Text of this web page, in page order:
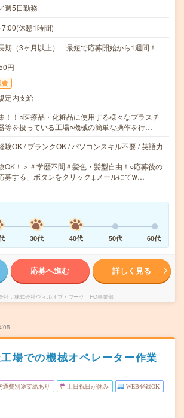
週5日勤務
休憩1時間)
期（3ヶ月以上） 最短で応募開始から1週間！
円
費
定内支給
！！○医療品・化粧品に使用する様々なプラスチ
等を扱っている工場○機械の簡単な操作を行…
験OK / ブランクOK / パソコンスキル不要 / 英語力
OK！＞＃学歴不問＃髪色・髪型自由！○応募後の
募する」ボタンをクリック↓メールにてw…
30代 40代 50代 60代
応募へ進む 詳しく見る
社 株式会社ウィルオブ・ワーク FO事業部
05
場での機械オペレーター作業
通費別途支給あり 土日祝日が休み WEB登録OK